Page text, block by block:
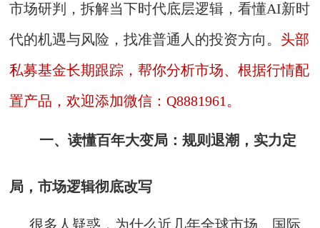
市场研判，拆解当下时代底层逻辑，看懂AI新时
代的机遇与风险，找准普通人的投资方向。 头部
私募基金长期跟踪，帮你分析市场、根据行情配
置产品，欢迎添加微信：Q8881961。
一、读懂百年大变局：规则退潮，实力定
局，市场逻辑彻底改写
很多人疑惑，为什么近几年全球市场、国际